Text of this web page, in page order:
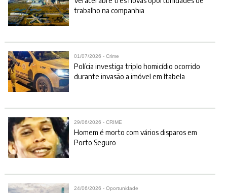
trabalho na companhia
01/07/2026 - Crime
Polícia investiga triplo homicídio ocorrido
durante invasão a imóvel em Itabela
29/06/2026 - CRIME
Homem é morto com vários disparos em
Porto Seguro
24/06/2026 - Oportunidade